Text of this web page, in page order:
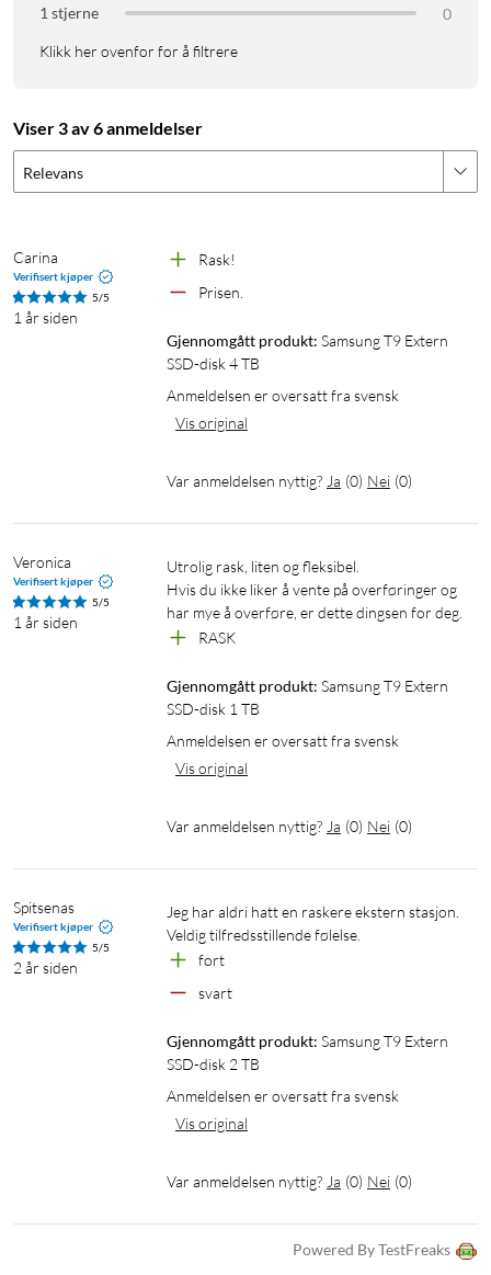
Vekt: 122 g
1 stjerne
0
Klikk her ovenfor for å filtrere
Viser 3 av 6 anmeldelser
Relevans
Carina
Verifisert kjøper
5/5
1 år siden
Rask!
Prisen.
Gjennomgått produkt: Samsung T9 Extern
SSD-disk 4 TB
Anmeldelsen er oversatt fra svensk
Vis original
Var anmeldelsen nyttig? Ja (0) Nei (0)
Veronica
Verifisert kjøper
5/5
1 år siden
Utrolig rask, liten og fleksibel.
Hvis du ikke liker å vente på overføringer og
RASK
Gjennomgått produkt: Samsung T9 Extern
SSD-disk 1 TB
Anmeldelsen er oversatt fra svensk
Vis original
Var anmeldelsen nyttig? Ja (0) Nei (0)
Spitsenas
Verifisert kjøper
5/5
2 år siden
Jeg har aldri hatt en raskere ekstern stasjon.
Veldig tilfredsstillende følelse.
fort
svart
Gjennomgått produkt: Samsung T9 Extern
SSD-disk 2 TB
Anmeldelsen er oversatt fra svensk
Vis original
Var anmeldelsen nyttig? Ja (0) Nei (0)
Powered By TestFreaks